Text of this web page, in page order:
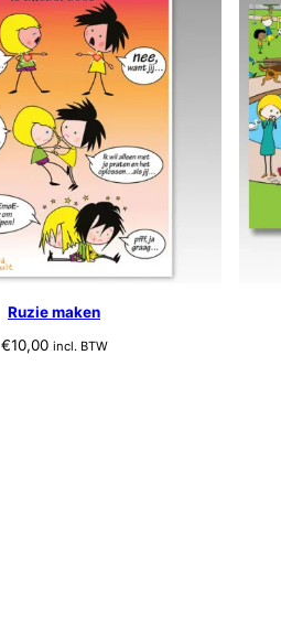
Ruzie maken
€10,00 incl. BTW